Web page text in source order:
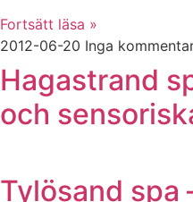
Fortsätt läsa »
2012-06-20 Inga
Hagastrand
och
Tylösand spa